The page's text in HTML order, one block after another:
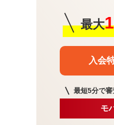
最大
入会
最短5分で
モ